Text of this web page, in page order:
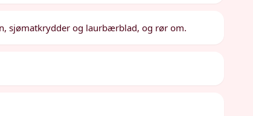
sjømatkrydder og laurbærblad, og rør om.